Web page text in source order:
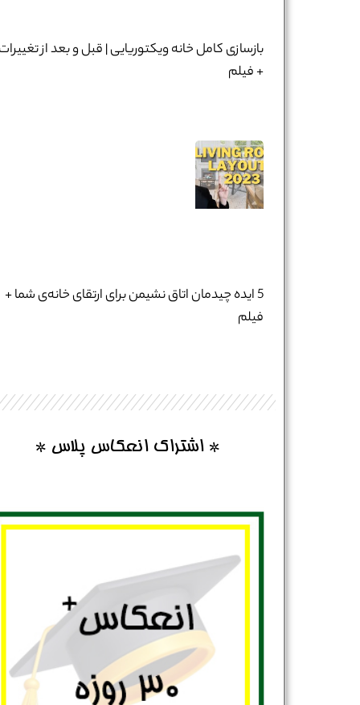
بازسازی کامل خانه ویکتوریایی | قبل و بعد از
+ فیلم
5 ایده چیدمان اتاق نشیمن برای ارتقای خانه‌ی شما +
فیلم
* اشتراک انعکاس پلاس *